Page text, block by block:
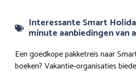
Interessante Smart
minute aanbiedingen van
Een goedkope pakketreis naar
boeken? Vakantie-organisaties